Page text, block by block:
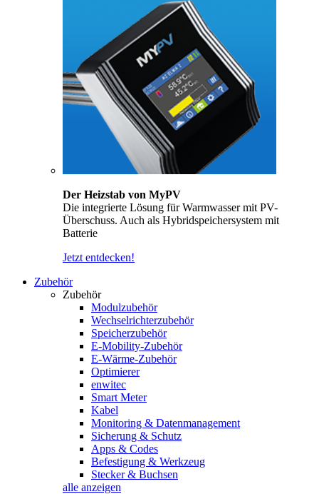
Der Heizstab von MyPV
Die integrierte Lösung für Warmwasser mit PV-
Überschuss. Auch als Hybridspeichersystem mit
Batterie
Jetzt entdecken!
Zubehör
Zubehör
Modulzubehör
Wechselrichterzubehör
Speicherzubehör
E-Mobility-Zubehör
E-Wärme-Zubehör
Optimierer
enwitec
Smart Meter
Kabel
Monitoring & Datenmanagement
Sicherung & Schutz
Apps & Codes
Befestigung & Werkzeug
Stecker & Buchsen
alle anzeigen